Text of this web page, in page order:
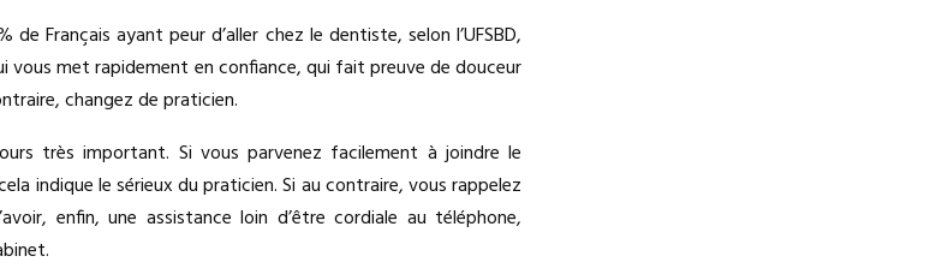
Français ayant peur d’aller chez le dentiste, selon l’UFSBD,
vous met rapidement en confiance, qui fait preuve de douceur
changez de praticien.
très important. Si vous parvenez facilement à joindre le
indique le sérieux du praticien. Si au contraire, vous rappelez
enfin, une assistance loin d’être cordiale au téléphone,